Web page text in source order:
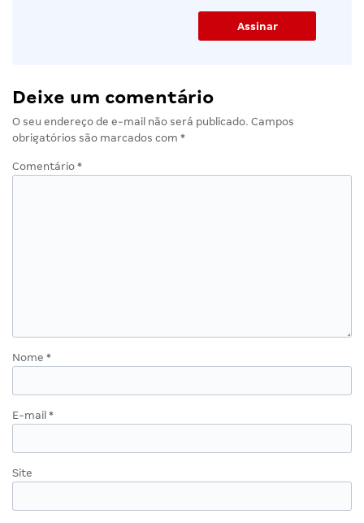
Deixe um comentário
O seu endereço de e-mail não será publicado. Campos
obrigatórios são marcados com *
Comentário *
Nome *
E-mail *
Site